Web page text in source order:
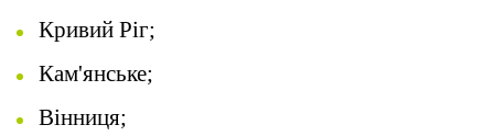
Кривий Ріг;
Кам'янське;
Вінниця;